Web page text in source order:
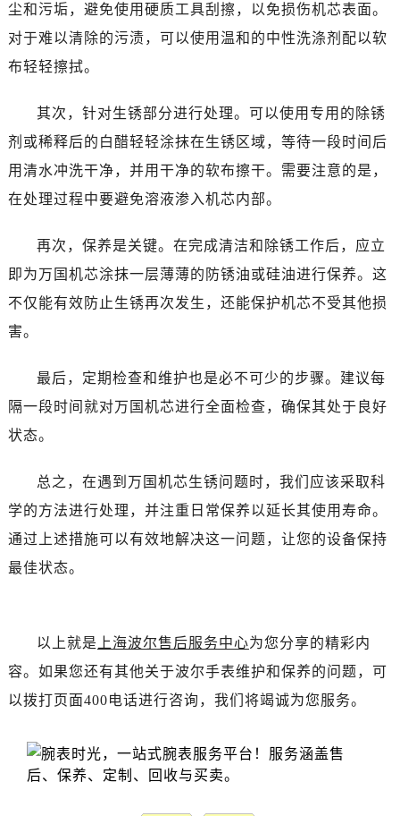
尘和污垢，避免使用硬质工具刮擦，以免损伤机芯表面。
对于难以清除的污渍，可以使用温和的中性洗涤剂配以软
布轻轻擦拭。
其次，针对生锈部分进行处理。可以使用专用的除锈
剂或稀释后的白醋轻轻涂抹在生锈区域，等待一段时间后
用清水冲洗干净，并用干净的软布擦干。需要注意的是，
在处理过程中要避免溶液渗入机芯内部。
再次，保养是关键。在完成清洁和除锈工作后，应立
即为万国机芯涂抹一层薄薄的防锈油或硅油进行保养。这
不仅能有效防止生锈再次发生，还能保护机芯不受其他损
害。
最后，定期检查和维护也是必不可少的步骤。建议每
隔一段时间就对万国机芯进行全面检查，确保其处于良好
状态。
总之，在遇到万国机芯生锈问题时，我们应该采取科
学的方法进行处理，并注重日常保养以延长其使用寿命。
通过上述措施可以有效地解决这一问题，让您的设备保持
最佳状态。
以上就是 上海波尔售后服务中心为您分享的精彩内
容。如果您还有其他关于波尔手表维护和保养的问题，可
以拨打页面400电话进行咨询，我们将竭诚为您服务。